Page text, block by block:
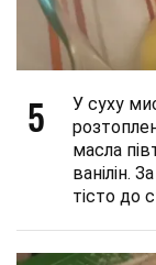
5
У суху
масла
ванілін.
тісто до